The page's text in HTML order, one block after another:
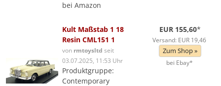
bei Amazon
Kult Maßstab 1 18
Resin CML151 1
von rmtoysltd seit
03.07.2025, 11:53 Uhr
Produktgruppe:
Contemporary
EUR 155,60*
Versand: EUR 19,46
Zum Shop »
bei Ebay*